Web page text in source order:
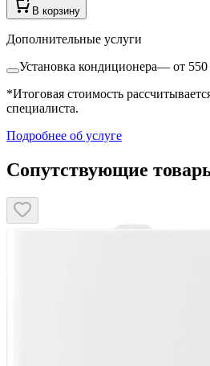
В корзину
Дополнительные услуги
Установка кондиционера— от 550
*Итоговая стоимость
специалиста.
Подробнее об услуге
Сопутствующие